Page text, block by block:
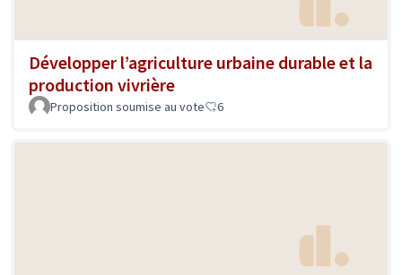
Développer l’agriculture urbaine durable et la
production vivrière
Proposition soumise au vote 6